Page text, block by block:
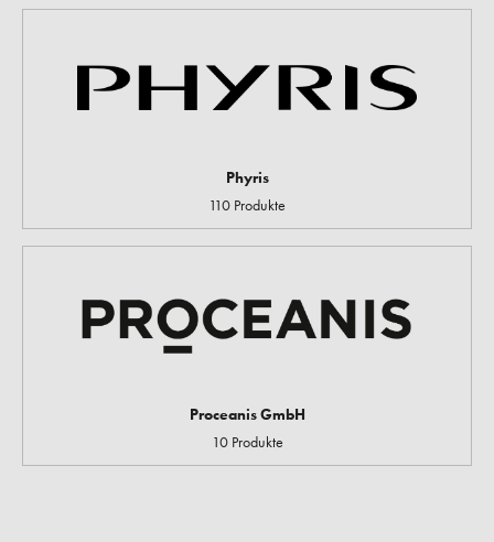
Phyris
110 Produkte
Proceanis GmbH
10 Produkte